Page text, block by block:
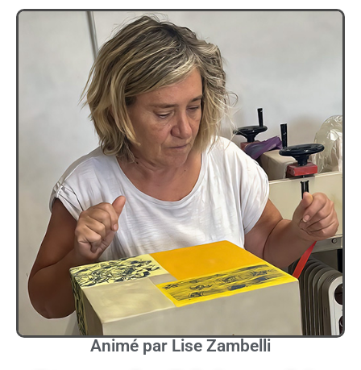
Animé par Lise Zambelli